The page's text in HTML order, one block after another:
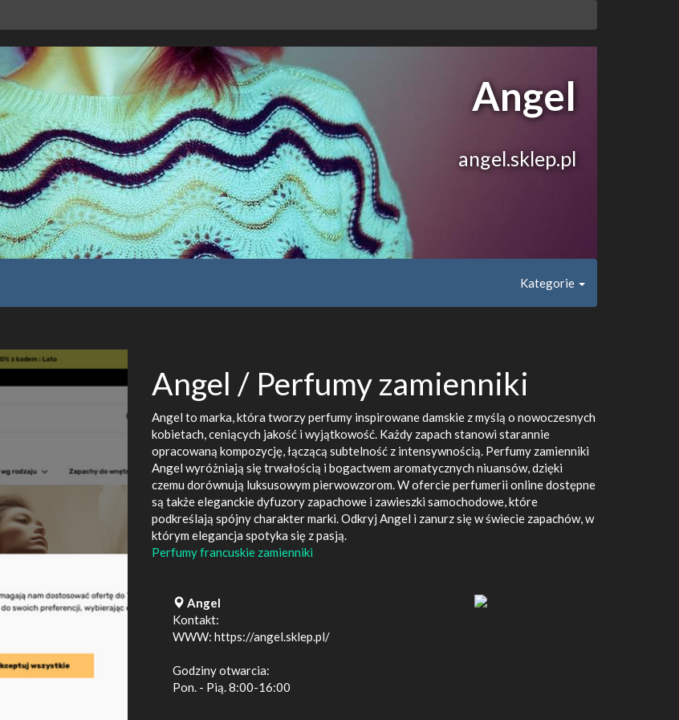
Angel
angel.sklep.pl
Kategorie
Angel / Perfumy zamienniki
Angel to marka, która tworzy perfumy inspirowane damskie z myślą o nowoczesnych
kobietach, ceniących jakość i wyjątkowość. Każdy zapach stanowi starannie
opracowaną kompozycję, łączącą subtelność z intensywnością. Perfumy zamienniki
Angel wyróżniają się trwałością i bogactwem aromatycznych niuansów, dzięki
czemu dorównują luksusowym pierwowzorom. W ofercie perfumerii online dostępne
są także eleganckie dyfuzory zapachowe i zawieszki samochodowe, które
podkreślają spójny charakter marki. Odkryj Angel i zanurz się w świecie zapachów, w
którym elegancja spotyka się z pasją.
Perfumy francuskie zamienniki
Angel
Kontakt:
WWW: https://angel.sklep.pl/
Godziny otwarcia:
Pon. - Pią. 8:00-16:00